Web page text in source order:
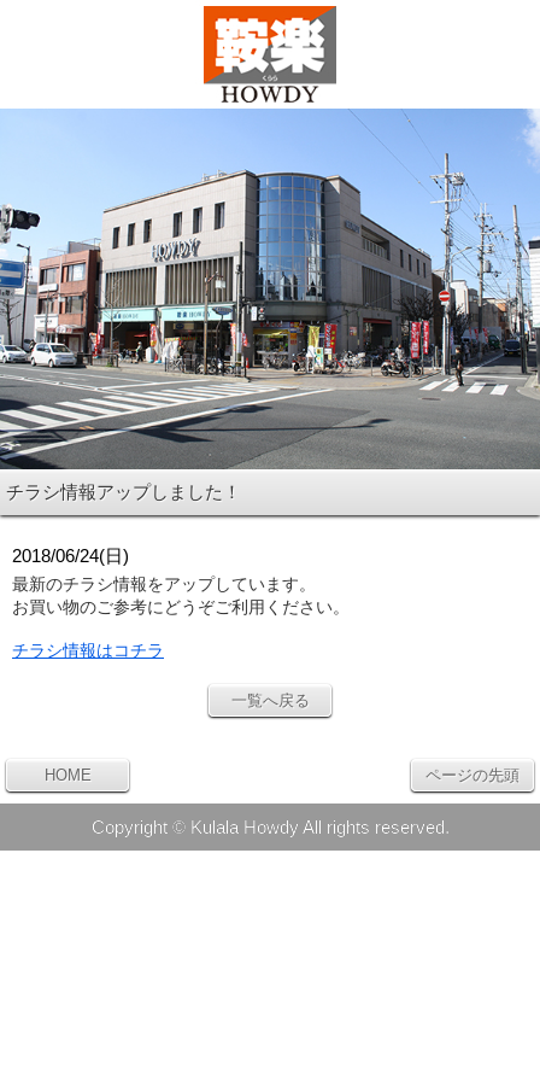
チラシ情報アップしました！
2018/06/24(日)
最新のチラシ情報をアップしています。
お買い物のご参考にどうぞご利用ください。
チラシ情報はコチラ
一覧へ戻る
HOME ページの先頭
Copyright © Kulala Howdy All rights reserved.